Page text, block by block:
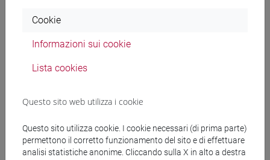
Lezione
Materiali su Moodle
Cookie
Informazioni sui cookie
Lista cookies
Questo sito web utilizza i cookie
Questo sito utilizza cookie. I cookie necessari (di prima parte)
permettono il corretto funzionamento del sito e di effettuare
analisi statistiche anonime. Cliccando sulla X in alto a destra